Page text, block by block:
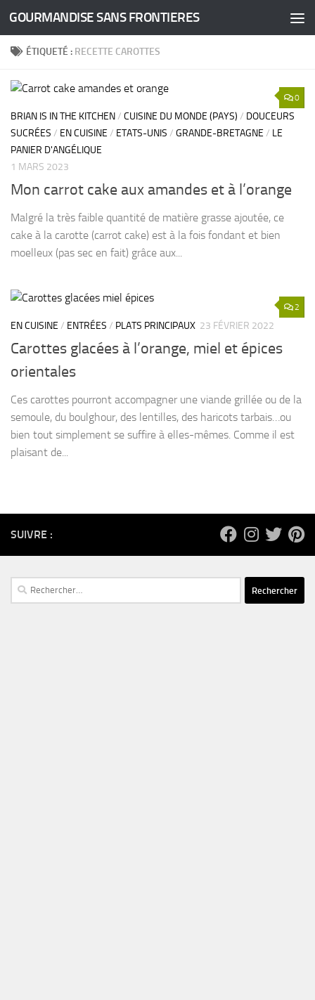
Skip to content
GOURMANDISE SANS FRONTIERES
ÉTIQUETÉ : RECETTE CAROTTES
0
BRIAN IS IN THE KITCHEN/ CUISINE DU MONDE (PAYS) / DOUCEURS
SUCRÉES / EN CUISINE / ETATS-UNIS / GRANDE-BRETAGNE / LE
PANIER D'ANGÉLIQUE
1 MARS 2023
Mon carrot cake aux amandes et à l’orange
Malgré la très faible quantité de matière grasse ajoutée, ce
cake à la carotte (carrot cake) est à la fois fondant et bien
moelleux (pas sec en fait) grâce aux...
2
EN CUISINE / ENTRÉES / PLATS PRINCIPAUX 23 FÉVRIER 2022
Carottes glacées à l’orange, miel et épices
orientales
Ces carottes pourront accompagner une viande grillée ou de la
semoule, du boulghour, des lentilles, des haricots tarbais…ou
bien tout simplement se suffire à elles-mêmes. Comme il est
plaisant de...
SUIVRE :
Rechercher :